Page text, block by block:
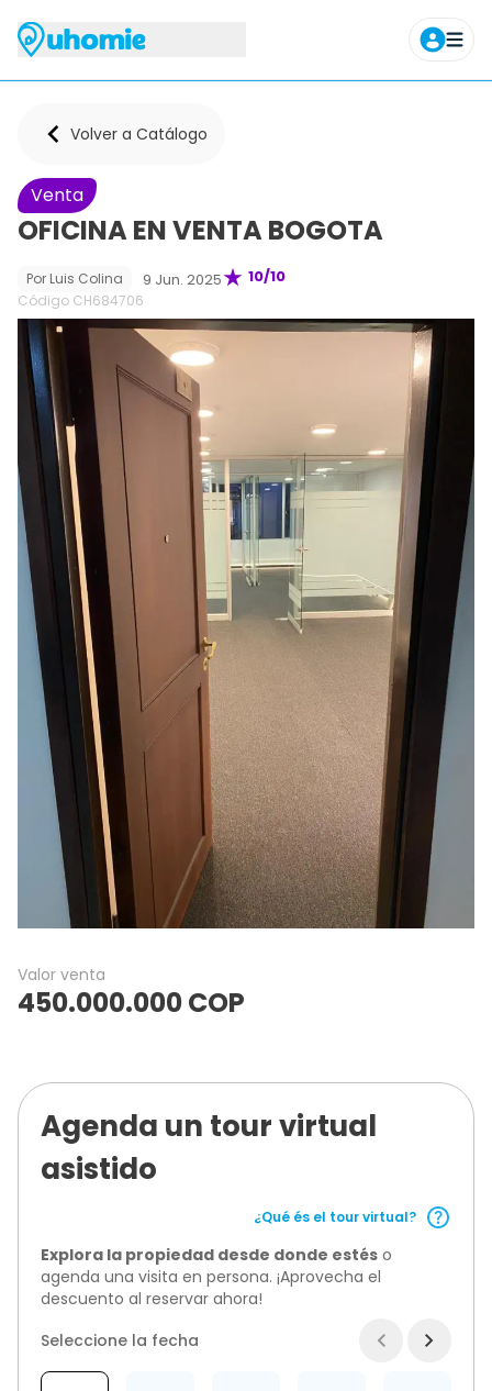
Agendar tour
Volver a Catálogo
Venta
OFICINA EN VENTA BOGOTA
10/10
Por Luis Colina 9 Jun. 2025
Código CH684706
Valor venta
450.000.000COP
Agenda un tour virtual
asistido
¿Qué és el tour virtual?
Explora la propiedad desde donde estés o
agenda una visita en persona. ¡Aprovecha el
descuento al reservar ahora!
Seleccione la fecha